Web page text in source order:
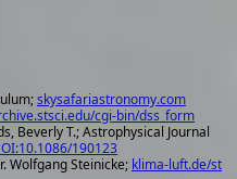
skysafariastronomy.com
cgi-bin/dss_form
Beverly T.; Astrophysical Journal
190123
Wolfgang Steinicke; klima-luft.de/st